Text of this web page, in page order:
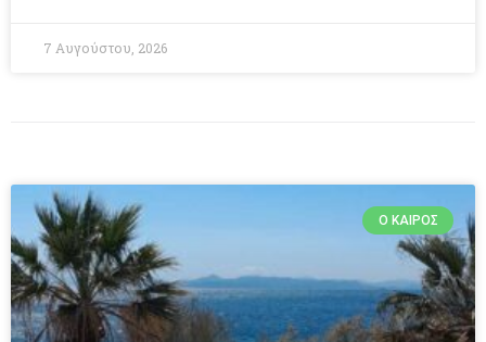
7 Αυγούστου, 2026
Ο ΚΑΙΡΌΣ